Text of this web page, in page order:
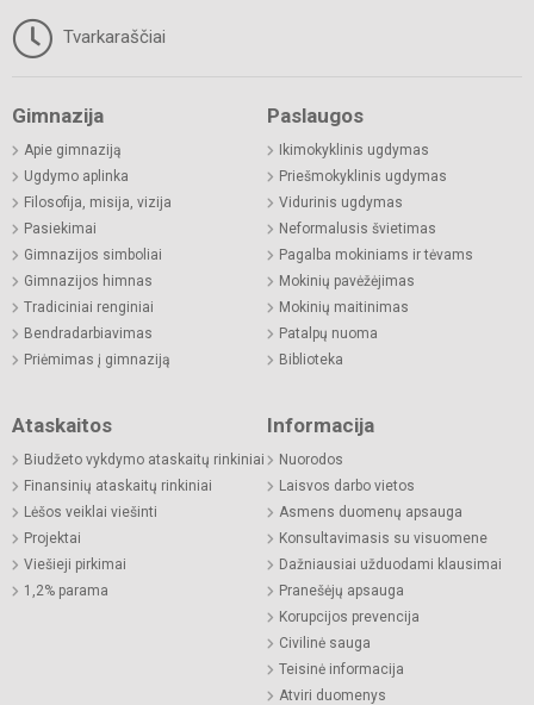
Tvarkaraščiai
Gimnazija
Apie gimnaziją
Ugdymo aplinka
Filosofija, misija, vizija
Pasiekimai
Gimnazijos simboliai
Gimnazijos himnas
Tradiciniai renginiai
Bendradarbiavimas
Priėmimas į gimnaziją
Paslaugos
Ikimokyklinis ugdymas
Priešmokyklinis ugdymas
Vidurinis ugdymas
Neformalusis švietimas
Pagalba mokiniams ir tėvams
Mokinių pavėžėjimas
Mokinių maitinimas
Patalpų nuoma
Biblioteka
Ataskaitos
Biudžeto vykdymo ataskaitų rinkiniai
Finansinių ataskaitų rinkiniai
Lėšos veiklai viešinti
Projektai
Viešieji pirkimai
1,2% parama
Informacija
Nuorodos
Laisvos darbo vietos
Asmens duomenų apsauga
Konsultavimasis su visuomene
Dažniausiai užduodami klausimai
Pranešėjų apsauga
Korupcijos prevencija
Civilinė sauga
Teisinė informacija
Atviri duomenys